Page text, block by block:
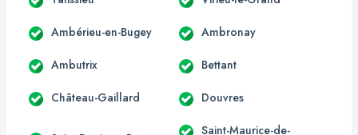
Ambérieu-en-Bugey Ambronay
Ambutrix Bettant
Château-Gaillard Douvres
Saint-Maurice-de-